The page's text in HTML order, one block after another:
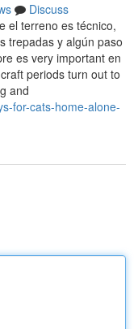
Discuss
el terreno es técnico,
trepadas y algún paso
es very important en
periods turn out to
and
for-cats-home-alone-